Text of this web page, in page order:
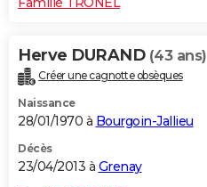
Herve DURAND (43 ans)
Créer une cagnotte obsèques
Naissance
28/01/1970 à Bourgoin-Jallieu
Décès
23/04/2013 à Grenay